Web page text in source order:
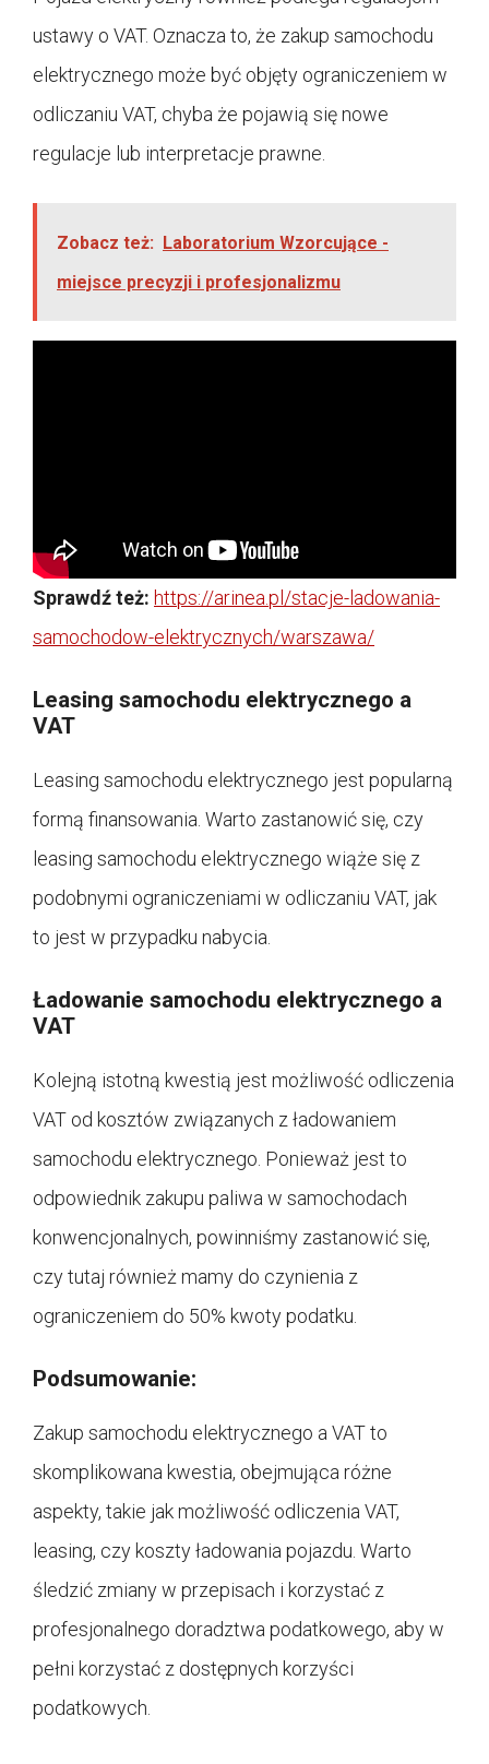
ustawy o VAT. Oznacza to, że zakup samochodu
elektrycznego może być objęty ograniczeniem w
odliczaniu VAT, chyba że pojawią się nowe
regulacje lub interpretacje prawne.
Zobacz też: Laboratorium Wzorcujące -
miejsce precyzji i profesjonalizmu
Sprawdź też: https://arinea.pl/stacje-ladowania-
samochodow-elektrycznych/warszawa/
Leasing samochodu elektrycznego a
VAT
Leasing samochodu elektrycznego jest popularną
formą finansowania. Warto zastanowić się, czy
leasing samochodu elektrycznego wiąże się z
podobnymi ograniczeniami w odliczaniu VAT, jak
to jest w przypadku nabycia.
Ładowanie samochodu elektrycznego a
VAT
Kolejną istotną kwestią jest możliwość odliczenia
VAT od kosztów związanych z ładowaniem
samochodu elektrycznego. Ponieważ jest to
odpowiednik zakupu paliwa w samochodach
konwencjonalnych, powinniśmy zastanowić się,
czy tutaj również mamy do czynienia z
ograniczeniem do 50% kwoty podatku.
Podsumowanie:
Zakup samochodu elektrycznego a VAT to
skomplikowana kwestia, obejmująca różne
aspekty, takie jak możliwość odliczenia VAT,
leasing, czy koszty ładowania pojazdu. Warto
śledzić zmiany w przepisach i korzystać z
profesjonalnego doradztwa podatkowego, aby w
pełni korzystać z dostępnych korzyści
podatkowych.